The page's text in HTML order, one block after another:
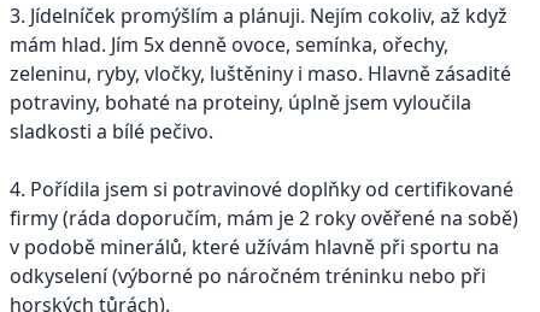
3. Jídelníček promýšlím a plánuji. Nejím cokoliv, až když
mám hlad. Jím 5x denně ovoce, semínka, ořechy,
zeleninu, ryby, vločky, luštěniny i maso. Hlavně zásadité
potraviny, bohaté na proteiny, úplně jsem vyloučila
sladkosti a bílé pečivo.
4. Pořídila jsem si potravinové doplňky od certifikované
firmy (ráda doporučím, mám je 2 roky ověřené na sobě)
v podobě minerálů, které užívám hlavně při sportu na
odkyselení (výborné po náročném tréninku nebo při
horských tůrách).